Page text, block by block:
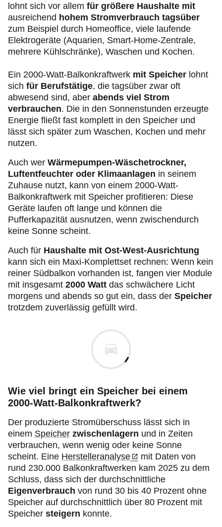
lohnt sich vor allem für größere Haushalte mit
ausreichend hohem Stromverbrauch tagsüber
zum Beispiel durch Homeoffice, viele laufende
Elektrogeräte (Aquarien, Smart-Home-Zentrale,
mehrere Kühlschränke), Waschen und Kochen.
Ein 2000-Watt-Balkonkraftwerk mit Speicher lohnt
sich für Berufstätige, die tagsüber zwar oft
abwesend sind, aber abends viel Strom
verbrauchen. Die in den Sonnenstunden erzeugte
Energie fließt fast komplett in den Speicher und
lässt sich später zum Waschen, Kochen und mehr
nutzen.
Auch wer Wärmepumpen-Wäschetrockner,
Luftentfeuchter oder Klimaanlagen in seinem
Zuhause nutzt, kann von einem 2000-Watt-
Balkonkraftwerk mit Speicher profitieren: Diese
Geräte laufen oft lange und können die
Pufferkapazität ausnutzen, wenn zwischendurch
keine Sonne scheint.
Auch für Haushalte mit Ost-West-Ausrichtung
kann sich ein Maxi-Komplettset rechnen: Wenn kein
reiner Südbalkon vorhanden ist, fangen vier Module
mit insgesamt 2000 Watt das schwächere Licht
morgens und abends so gut ein, dass der Speicher
trotzdem zuverlässig gefüllt wird.
Wie viel bringt ein Speicher bei einem
2000-Watt-Balkonkraftwerk?
Der produzierte Stromüberschuss lässt sich in
einem Speicher zwischenlagern und in Zeiten
verbrauchen, wenn wenig oder keine Sonne
scheint. Eine Herstelleranalyse
mit Daten von
rund 230.000 Balkonkraftwerken kam 2025 zu dem
Schluss, dass sich der durchschnittliche
Eigenverbrauch von rund 30 bis 40 Prozent ohne
Speicher auf durchschnittlich über 80 Prozent mit
Speicher steigern konnte.